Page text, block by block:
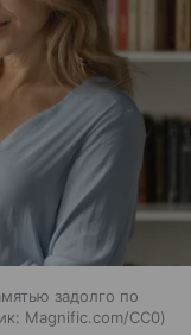
задолго по
Magnific.com/CC0